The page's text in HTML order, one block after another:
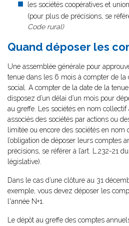
les sociétés coopératives et
(pour plus de précisions, se
Code rural)
Quand déposer les
Une assemblée générale pour
tenue dans les 6 mois à compter de la
social. A compter de la date de la
disposez d’un délai d’un mois pour
au greffe. Les sociétés en nom
associés des sociétés par actions ou
limitée ou encore des sociétés en nom
l’obligation de déposer leurs comptes
précisions, se référer à l’art. L.232-21
législative).
Dans le cas d’une clôture au 31
exemple, vous devez déposer les
l'année N+1.
Le dépôt au greffe des comptes